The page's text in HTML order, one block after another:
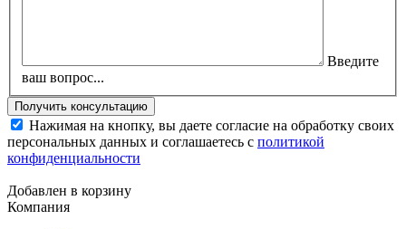
Введите
ваш вопрос...
Нажимая на кнопку, вы даете согласие на обработку своих
персональных данных и соглашаетесь с политикой
конфиденциальности
Добавлен в корзину
Компания